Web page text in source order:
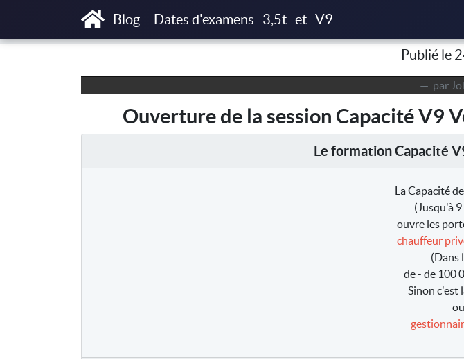
Blog Dates d'examens 3,5t et V9
Accueil Articles Ouverture de la session de Capacité V9 Voyageurs léger
Publié le
par
Ouverture de la session Capacité V9
Le formation Capacité
La Capacité
(Jusqu'à
ouvre les
chauffeur
(Dans
de - de 100
Sinon c'est